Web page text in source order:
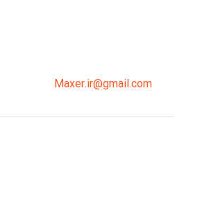
Maxer.ir@gmail.com